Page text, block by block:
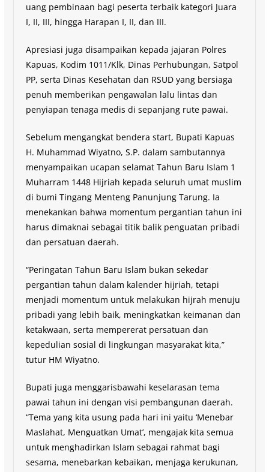
uang pembinaan bagi peserta terbaik kategori Juara
I, II, III, hingga Harapan I, II, dan III.
Apresiasi juga disampaikan kepada jajaran Polres
Kapuas, Kodim 1011/Klk, Dinas Perhubungan, Satpol
PP, serta Dinas Kesehatan dan RSUD yang bersiaga
penuh memberikan pengawalan lalu lintas dan
penyiapan tenaga medis di sepanjang rute pawai.
Sebelum mengangkat bendera start, Bupati Kapuas
H. Muhammad Wiyatno, S.P. dalam sambutannya
menyampaikan ucapan selamat Tahun Baru Islam 1
Muharram 1448 Hijriah kepada seluruh umat muslim
di bumi Tingang Menteng Panunjung Tarung. Ia
menekankan bahwa momentum pergantian tahun ini
harus dimaknai sebagai titik balik penguatan pribadi
dan persatuan daerah.
“Peringatan Tahun Baru Islam bukan sekedar
pergantian tahun dalam kalender hijriah, tetapi
menjadi momentum untuk melakukan hijrah menuju
pribadi yang lebih baik, meningkatkan keimanan dan
ketakwaan, serta mempererat persatuan dan
kepedulian sosial di lingkungan masyarakat kita,”
tutur HM Wiyatno.
Bupati juga menggarisbawahi keselarasan tema
pawai tahun ini dengan visi pembangunan daerah.
“Tema yang kita usung pada hari ini yaitu ‘Menebar
Maslahat, Menguatkan Umat’, mengajak kita semua
untuk menghadirkan Islam sebagai rahmat bagi
sesama, menebarkan kebaikan, menjaga kerukunan,